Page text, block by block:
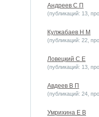
Андреев С П
(публикаций: 13,
Кулжабаев Н М
(публикаций: 22,
Ловецкий С Е
(публикаций: 13,
Авдеев В П
(публикаций: 24,
Умрихина Е В